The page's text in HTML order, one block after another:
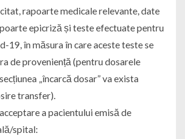
rapoarte medicale relevante, date
epicriză și teste efectuate pentru
19, în măsura în care aceste teste se
de proveniență (pentru dosarele
„încarcă dosar” va exista
transfer).
a pacientului emisă de
spital: